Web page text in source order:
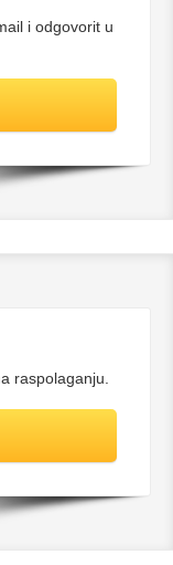
i odgovorit u
raspolaganju.